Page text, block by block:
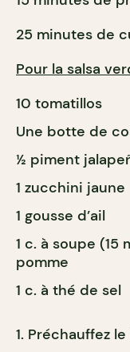
25 minutes de
Pour la salsa
10 tomatillos
Une botte de
½ piment
1 zucchini jaune
1 gousse d’ail
1 c. à soupe
pomme
1 c. à thé de sel
Préchauffez le